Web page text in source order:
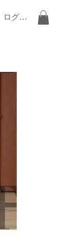
お問い合わせ
ログイン